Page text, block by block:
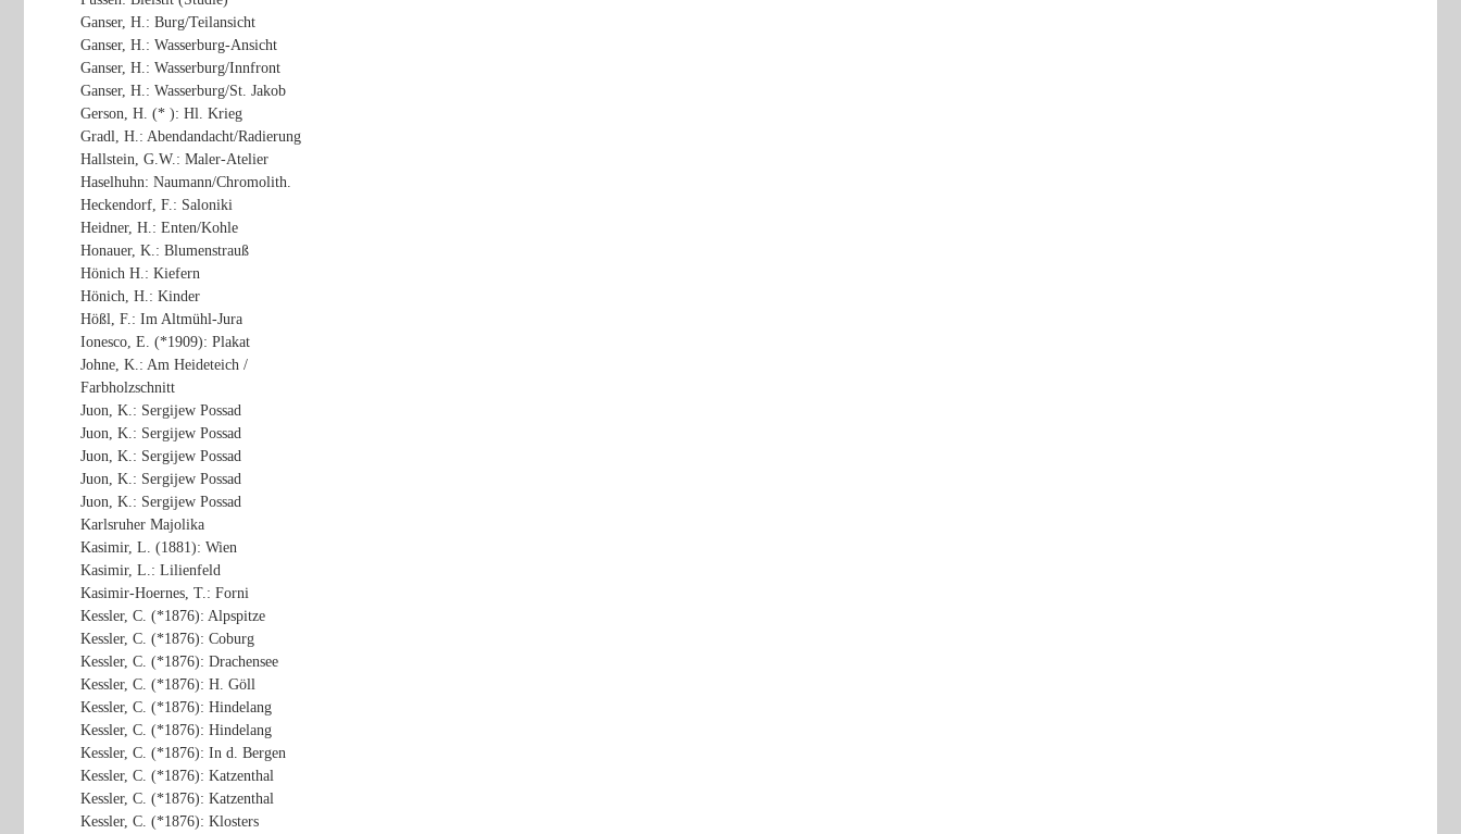
Ganser, H.: Burg/Teilansicht
Ganser, H.: Wasserburg-Ansicht
Ganser, H.: Wasserburg/Innfront
Ganser, H.: Wasserburg/St. Jakob
Gerson, H. (* ): Hl. Krieg
Gradl, H.: Abendandacht/Radierung
Hallstein, G.W.: Maler-Atelier
Haselhuhn: Naumann/Chromolith.
Heckendorf, F.: Saloniki
Heidner, H.: Enten/Kohle
Honauer, K.: Blumenstrauß
Hönich H.: Kiefern
Hönich, H.: Kinder
Hößl, F.: Im Altmühl-Jura
Ionesco, E. (*1909): Plakat
Johne, K.: Am Heideteich /
Farbholzschnitt
Juon, K.: Sergijew Possad
Juon, K.: Sergijew Possad
Juon, K.: Sergijew Possad
Juon, K.: Sergijew Possad
Juon, K.: Sergijew Possad
Karlsruher Majolika
Kasimir, L. (1881): Wien
Kasimir, L.: Lilienfeld
Kasimir-Hoernes, T.: Forni
Kessler, C. (*1876): Alpspitze
Kessler, C. (*1876): Coburg
Kessler, C. (*1876): Drachensee
Kessler, C. (*1876): H. Göll
Kessler, C. (*1876): Hindelang
Kessler, C. (*1876): Hindelang
Kessler, C. (*1876): In d. Bergen
Kessler, C. (*1876): Katzenthal
Kessler, C. (*1876): Katzenthal
Kessler, C. (*1876): Klosters